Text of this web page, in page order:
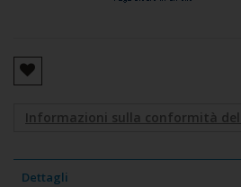
Informazioni sulla conformità
Dettagli